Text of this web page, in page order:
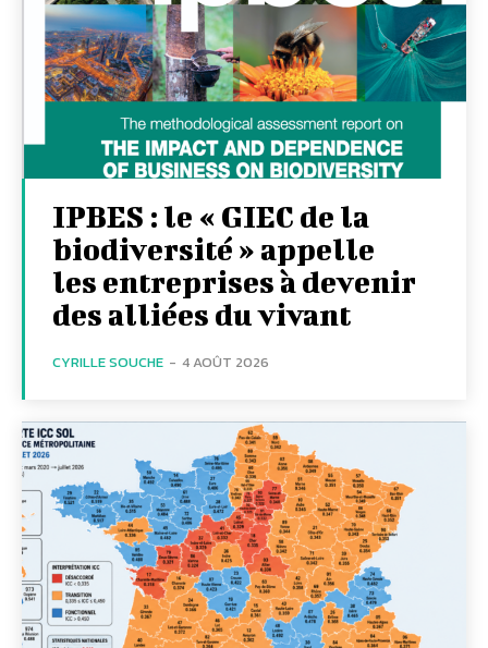
IPBES : le « GIEC de la
biodiversité » appelle
les entreprises à devenir
des alliées du vivant
CYRILLE SOUCHE - 4 AOÛT 2026